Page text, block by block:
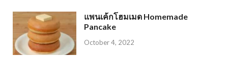
แพนเค้กโฮมเมด Homemade
Pancake
October 4, 2022